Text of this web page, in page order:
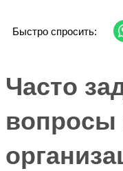
Быстро спросить:
Часто
вопросы